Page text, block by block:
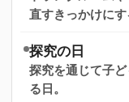
直すきっかけにす
探究の日
探究を通じて子
る日。